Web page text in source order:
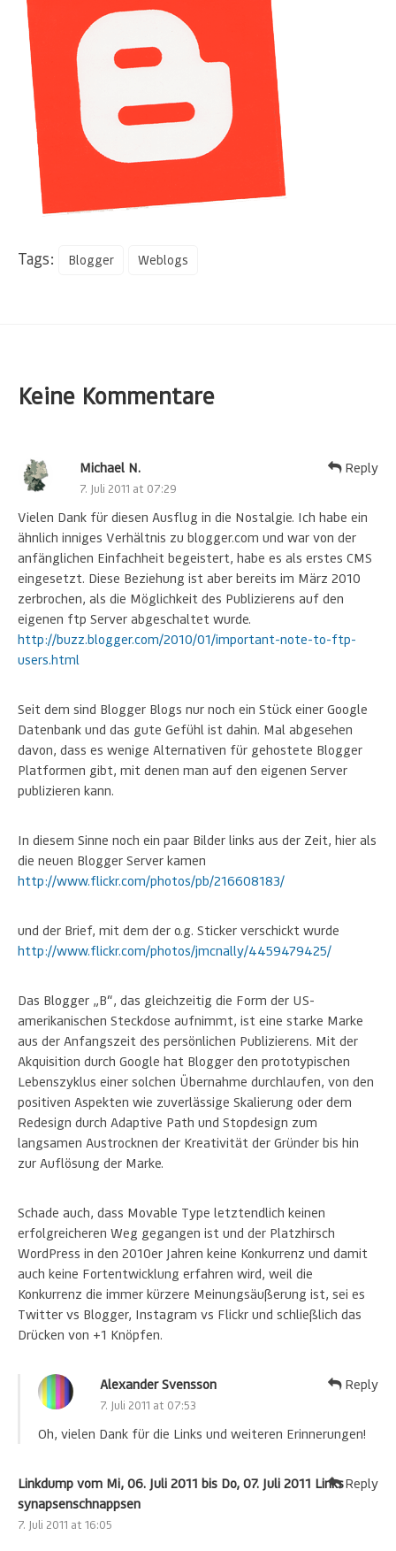
Tags: Blogger Weblogs
Keine Kommentare
Michael N.
7. Juli 2011 at 07:29
Vielen Dank für diesen Ausflug in die Nostalgie. Ich habe ein
ähnlich inniges Verhältnis zu blogger.com und war von der
anfänglichen Einfachheit begeistert, habe es als erstes CMS
eingesetzt. Diese Beziehung ist aber bereits im März 2010
zerbrochen, als die Möglichkeit des Publizierens auf den
eigenen ftp Server abgeschaltet wurde.
http://buzz.blogger.com/2010/01/important-note-to-ftp-
users.html
Seit dem sind Blogger Blogs nur noch ein Stück einer Google
Datenbank und das gute Gefühl ist dahin. Mal abgesehen
davon, dass es wenige Alternativen für gehostete Blogger
Platformen gibt, mit denen man auf den eigenen Server
publizieren kann.
In diesem Sinne noch ein paar Bilder links aus der Zeit, hier als
die neuen Blogger Server kamen
http://www.flickr.com/photos/pb/216608183/
und der Brief, mit dem der o.g. Sticker verschickt wurde
http://www.flickr.com/photos/jmcnally/4459479425/
Das Blogger „B“, das gleichzeitig die Form der US-
amerikanischen Steckdose aufnimmt, ist eine starke Marke
aus der Anfangszeit des persönlichen Publizierens. Mit der
Akquisition durch Google hat Blogger den prototypischen
Lebenszyklus einer solchen Übernahme durchlaufen, von den
positiven Aspekten wie zuverlässige Skalierung oder dem
Redesign durch Adaptive Path und Stopdesign zum
langsamen Austrocknen der Kreativität der Gründer bis hin
zur Auflösung der Marke.
Schade auch, dass Movable Type letztendlich keinen
erfolgreicheren Weg gegangen ist und der Platzhirsch
WordPress in den 2010er Jahren keine Konkurrenz und damit
auch keine Fortentwicklung erfahren wird, weil die
Konkurrenz die immer kürzere Meinungsäußerung ist, sei es
Twitter vs Blogger, Instagram vs Flickr und schließlich das
Drücken von +1 Knöpfen.
Reply
Alexander Svensson
7. Juli 2011 at 07:53
Oh, vielen Dank für die Links und weiteren Erinnerungen!
Reply
Linkdump vom Mi, 06. Juli 2011 bis Do, 07. Juli 2011 Links
synapsenschnappsen
7. Juli 2011 at 16:05
Reply